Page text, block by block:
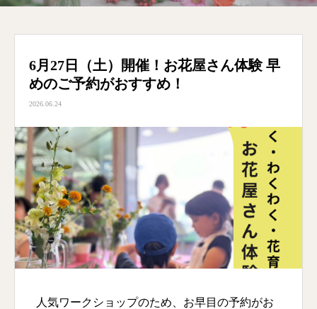
6月27日（土）開催！お花屋さん体験 早
めのご予約がおすすめ！
2026.06.24
人気ワークショップのため、お早目の予約がお